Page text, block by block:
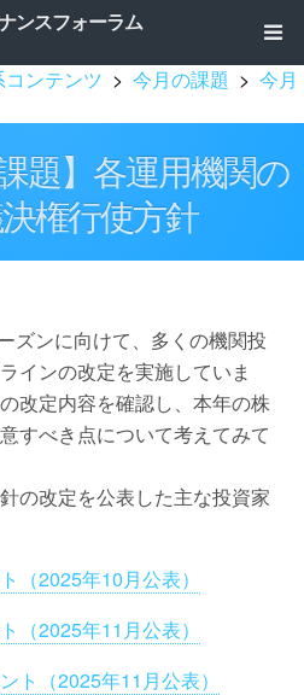
ンスフォーラム
ンテンツ > 今月の課題 > 今月
題】各運用機関の
権行使方針
ズンに向けて、多くの機関投
インの改定を実施していま
改定内容を確認し、本年の株
すべき点について考えてみて
の改定を公表した主な投資家
（2025年10月公表）
（2025年11月公表）
ト（2025年11月公表）